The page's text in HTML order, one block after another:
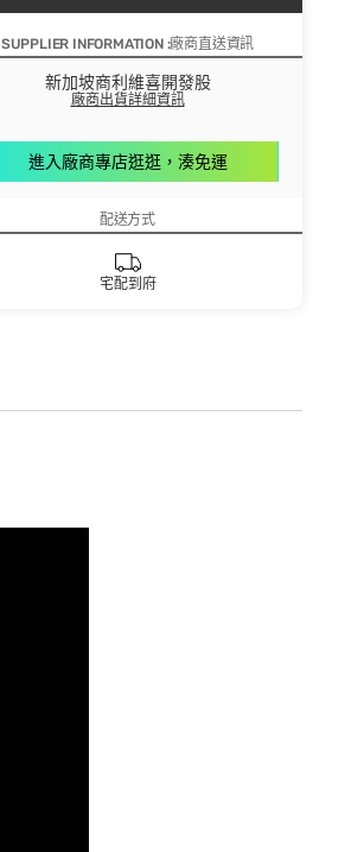
SUPPLIER INFORMATION :廠商直送資訊
新加坡商利維喜開發股
廠商出貨詳細資訊
進入廠商專店逛逛，湊免運
配送方式
宅配到府